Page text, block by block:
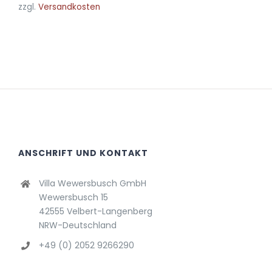
zzgl. Versandkosten
ANSCHRIFT UND KONTAKT
Villa Wewersbusch GmbH
Wewersbusch 15
42555 Velbert-Langenberg
NRW-Deutschland
+49 (0) 2052 9266290